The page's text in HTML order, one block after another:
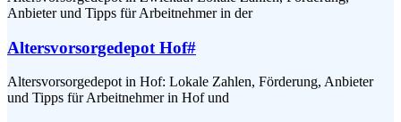
Anbieter und Tipps für Arbeitnehmer in der
Altersvorsorgedepot Hof#
Altersvorsorgedepot in Hof: Lokale Zahlen, Förderung, Anbieter
und Tipps für Arbeitnehmer in Hof und